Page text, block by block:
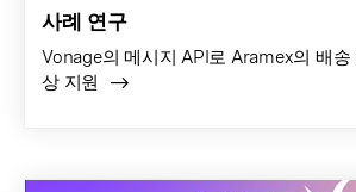
사례 연구
Vonage의 메시지 API로 Aramex의 배송
상 지원